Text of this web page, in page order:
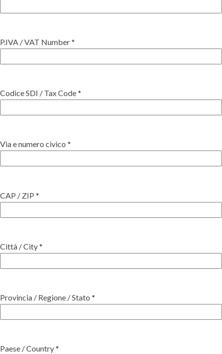
P.IVA / VAT Number *
Codice SDI / Tax Code *
Via e numero civico *
CAP / ZIP *
Città / City *
Provincia / Regione / Stato *
Paese / Country *